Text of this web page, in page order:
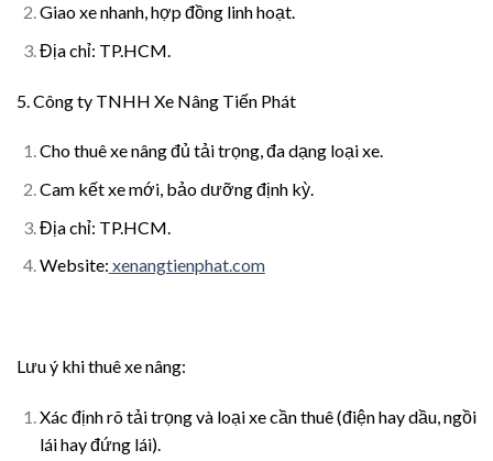
Giao xe nhanh, hợp đồng linh hoạt.
Địa chỉ: TP.HCM.
5. Công ty TNHH Xe Nâng Tiến Phát
Cho thuê xe nâng đủ tải trọng, đa dạng loại xe.
Cam kết xe mới, bảo dưỡng định kỳ.
Địa chỉ: TP.HCM.
Website: xenangtienphat.com
Lưu ý khi thuê xe nâng:
Xác định rõ tải trọng và loại xe cần thuê (điện hay dầu, ngồi
lái hay đứng lái).